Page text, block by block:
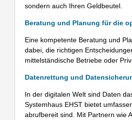
sondern auch Ihren Geldbeutel.
Beratung und Planung für die
Eine kompetente Beratung und
dabei, die richtigen
mittelständische Betriebe oder
Datenrettung und
In der digitalen Welt sind Daten
Systemhaus EHST bietet
abrufbereit sind. Mit Partnern wie